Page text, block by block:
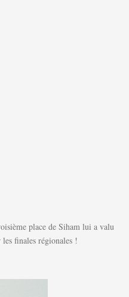
place de Siham lui a valu
finales régionales !